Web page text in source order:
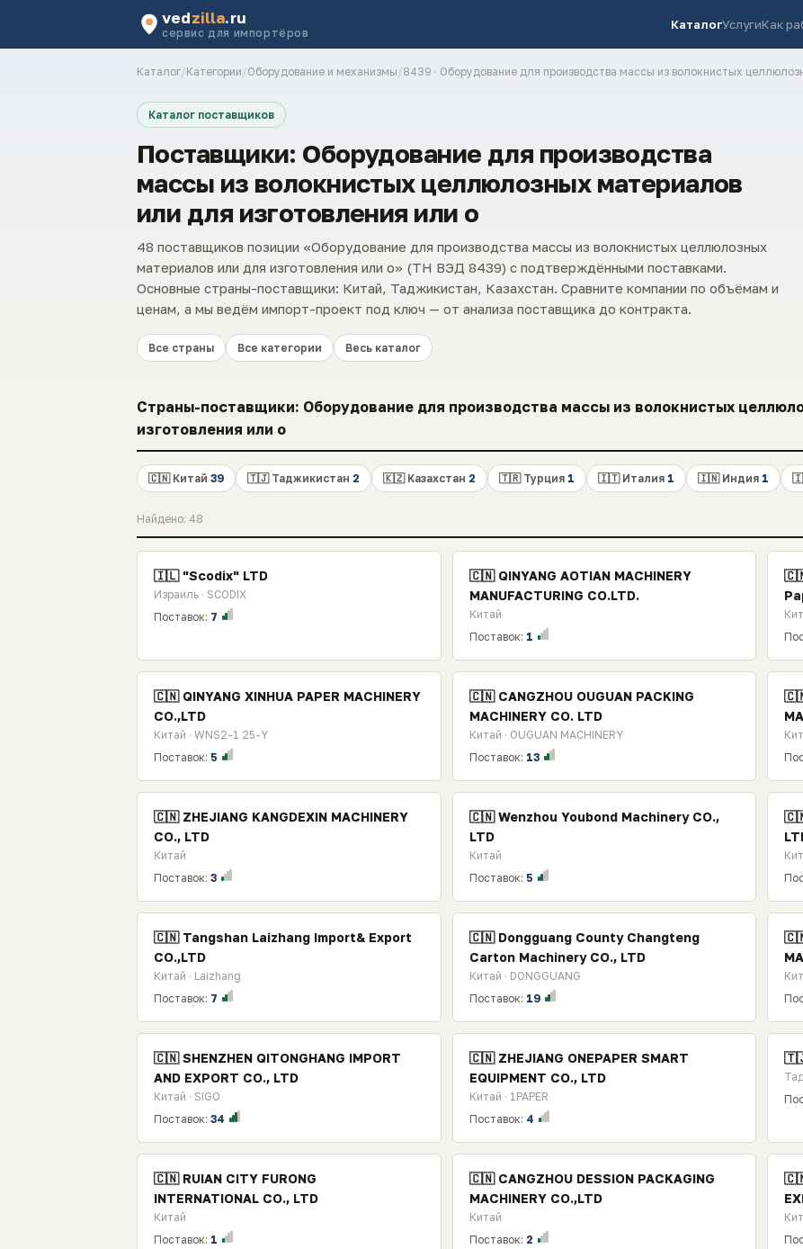
vedzilla.ru
сервис для импортёров
КаталогУслугиКак
Каталог/Категории/Оборудование и механизмы/8439 · Оборудование для производства массы из волокнистых
Каталог поставщиков
Поставщики: Оборудование для производства
массы из волокнистых целлюлозных материалов
или для изготовления или о
48 поставщиков позиции «Оборудование для производства массы из волокнистых целлюлозных
материалов или для изготовления или о» (ТН ВЭД 8439) с подтверждёнными поставками.
Основные страны-поставщики: Китай, Таджикистан, Казахстан. Сравните компании по объёмам и
ценам, а мы ведём импорт-проект под ключ — от анализа поставщика до контракта.
Все страны Все категории Весь каталог
Страны-поставщики: Оборудование для производства массы из волокнистых
изготовления или о
🇨🇳 Китай 39 🇹🇯 Таджикистан 2 🇰🇿 Казахстан 2 🇹🇷 Турция 1 🇮🇹 Италия 1 🇮🇳 Индия 1
Найдено: 48
🇮🇱 "Scodix" LTD
Израиль · SCODIX
Поставок: 7
🇨🇳 QINYANG AOTIAN MACHINERY
MANUFACTURING CO.LTD.
Китай
Поставок: 1
🇨🇳 QINYANG XINHUA PAPER MACHINERY
CO.,LTD
Китай · WNS2-1 25-Y
Поставок: 5
🇨🇳 CANGZHOU OUGUAN PACKING
MACHINERY CO. LTD
Китай · OUGUAN MACHINERY
Поставок: 13
🇨🇳
🇨🇳 ZHEJIANG KANGDEXIN MACHINERY
CO., LTD
Китай
Поставок: 3
🇨🇳 Wenzhou Youbond Machinery CO.,
LTD
Китай
Поставок: 5
🇨🇳
🇨🇳 Tangshan Laizhang Import& Export
CO.,LTD
Китай · Laizhang
Поставок: 7
🇨🇳 Dongguang County Changteng
Carton Machinery CO., LTD
Китай · DONGGUANG
Поставок: 19
🇨🇳
🇨🇳 SHENZHEN QITONGHANG IMPORT
AND EXPORT CO., LTD
Китай · SIGO
Поставок: 34
🇨🇳 ZHEJIANG ONEPAPER SMART
EQUIPMENT CO., LTD
Китай · 1PAPER
Поставок: 4
🇨🇳 RUIAN CITY FURONG
INTERNATIONAL CO., LTD
Китай
Поставок: 1
🇨🇳 CANGZHOU DESSION PACKAGING
MACHINERY CO.,LTD
Китай
Поставок: 2
🇨🇳